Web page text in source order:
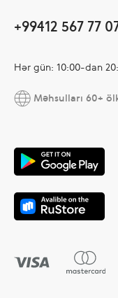
+99412 567 77
Hər gün: 10:00-dan
Məhsulları 60+